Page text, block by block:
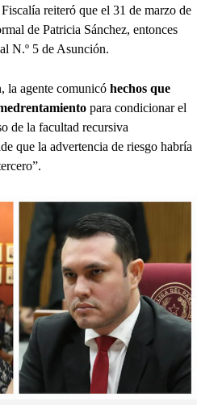
reiteró que el 31 de marzo de
de Patricia Sánchez, entonces
N.º 5 de Asunción.
la agente comunicó hechos que
para condicionar el
de la facultad recursiva
que la advertencia de riesgo habría